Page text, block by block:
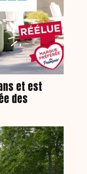
et est
des